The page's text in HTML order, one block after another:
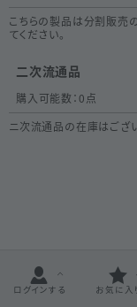
こちらの製品は分割販売
てください。
二次流通品
購入可能数：0点
ニ次流通品の在庫はござ
ログインする お気に入